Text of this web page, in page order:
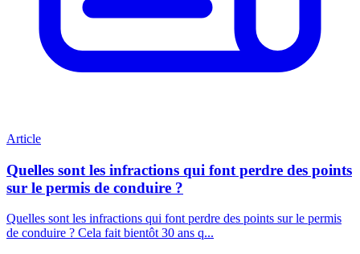
Article
Quelles sont les infractions qui font perdre des points
sur le permis de conduire ?
Quelles sont les infractions qui font perdre des points sur le permis
de conduire ? Cela fait bientôt 30 ans q...